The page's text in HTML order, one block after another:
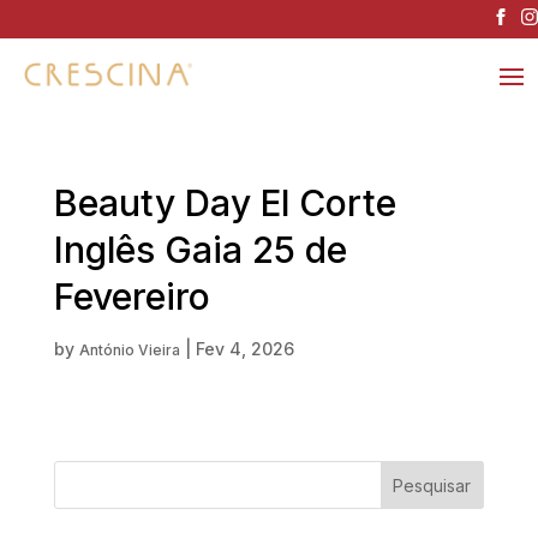
Beauty Day El Corte
Inglês Gaia 25 de
Fevereiro
by António Vieira Fev 4, 2026
Pesquisar